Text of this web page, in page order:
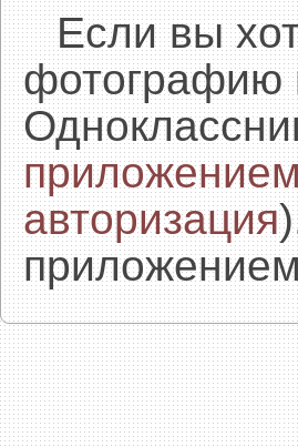
Если вы
фотографию
приложением
авторизация